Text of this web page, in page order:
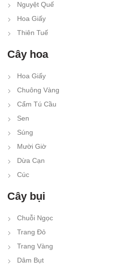
Nguyệt Quế
Hoa Giấy
Thiên Tuế
Cây hoa
Hoa Giấy
Chuông Vàng
Cẩm Tú Cầu
Sen
Súng
Mười Giờ
Dừa Cạn
Cúc
Cây bụi
Chuỗi Ngọc
Trang Đỏ
Trang Vàng
Dâm Bụt